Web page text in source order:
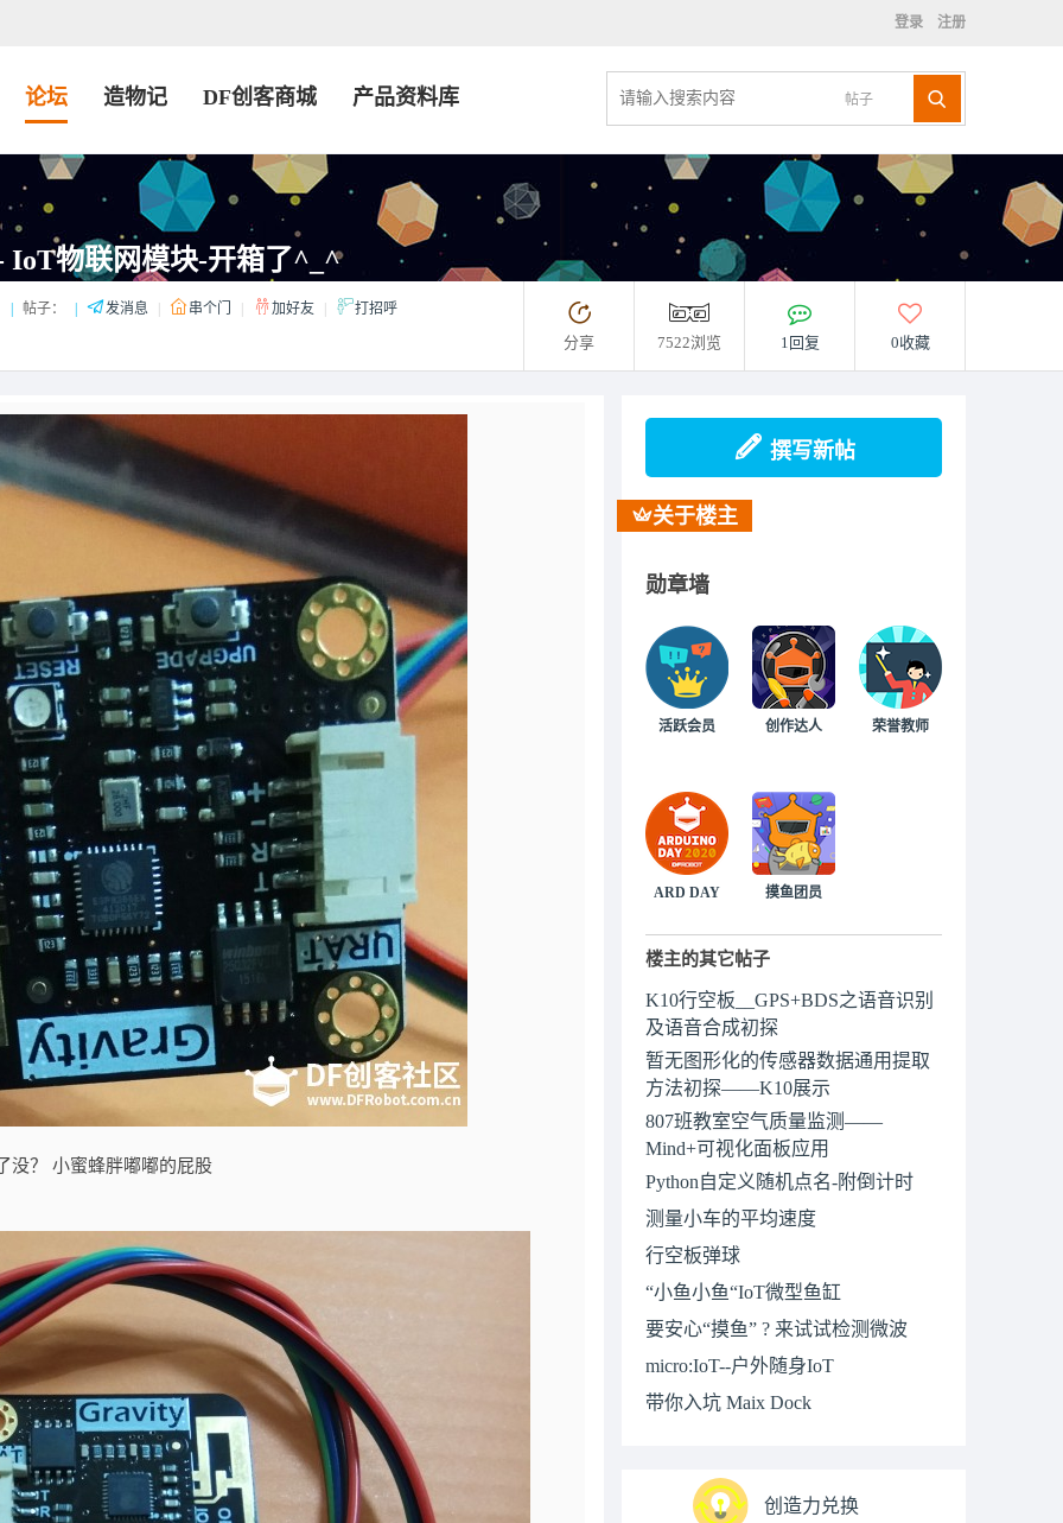
登录 注册
帖子
论坛 造物记 DF创客商城 产品资料库
IoT物联网模块-开箱了^_^
帖子： 发消息 串个门 加好友 打招呼
分享 7522浏览 1回复 0收藏
没？ 小蜜蜂胖嘟嘟的屁股
撰写新帖
关于楼主
勋章墙
活跃会员 创作达人 荣誉教师
ARD DAY 摸鱼团员
楼主的其它帖子
K10行空板__GPS+BDS之语音识别
及语音合成初探
暂无图形化的传感器数据通用提取
方法初探——K10展示
807班教室空气质量监测——
Mind+可视化面板应用
Python自定义随机点名-附倒计时
测量小车的平均速度
行空板弹球
“小鱼小鱼“IoT微型鱼缸
要安心“摸鱼” ? 来试试检测微波
micro:IoT--户外随身IoT
带你入坑 Maix Dock
创造力兑换